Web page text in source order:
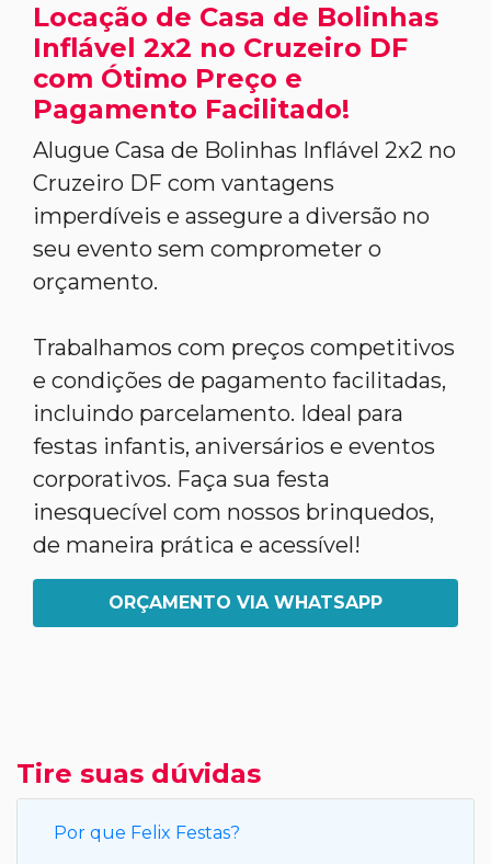
Locação de Casa de Bolinhas
Inflável 2x2 no Cruzeiro DF
com Ótimo Preço e
Pagamento Facilitado!
Alugue Casa de Bolinhas Inflável 2x2 no
Cruzeiro DF com vantagens
imperdíveis e assegure a diversão no
seu evento sem comprometer o
orçamento.
Trabalhamos com preços competitivos
e condições de pagamento facilitadas,
incluindo parcelamento. Ideal para
festas infantis, aniversários e eventos
corporativos. Faça sua festa
inesquecível com nossos brinquedos,
de maneira prática e acessível!
ORÇAMENTO VIA WHATSAPP
Tire suas dúvidas
Por que Felix Festas?